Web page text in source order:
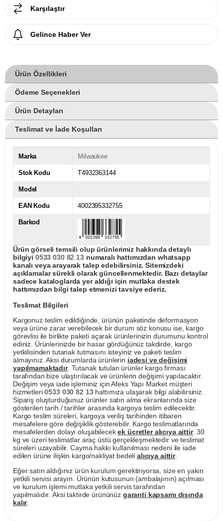
Karşılaştır
Gelince Haber Ver
Ürün Özellikleri
Ödeme Seçenekleri
Ürün Detayları
Teslimat ve İade Koşulları
Marka Milwaukee
Stok Kodu T4932363144
Model
EAN Kodu 4002395332755
Barkod
Ürün görseli temsili olup ürünlerimiz hakkında detaylı
bilgiyi 0533 030 82 13numaralı hattımızdan whatsapp
kanalı veya arayarak talep edebilirsiniz. Sitemizdeki
açıklamalar sürekli olarak güncellenmektedir. Bazı detaylar
sadece kataloglarda yer aldığı için mutlaka destek
hattımızdan bilgi talep etmenizi tavsiye ederiz.
Teslimat Bilgileri
Kargonuz teslim edildiğinde, ürünün paketinde deformasyon
veya ürüne zarar verebilecek bir durum söz konusu ise, kargo
görevlisi ile birlikte paketi açarak ürünlerinizin durumunu kontrol
ediniz. Ürünlerinizde bir hasar gördüğünüz takdirde, kargo
yetkilisinden tutanak tutmasını isteyiniz ve paketi teslim
almayınız. Aksi durumlarda ürünlerin iadesi ve değişimi
yapılmamaktadır. Tutanak tutulan ürünler kargo firması
tarafından bize ulaştırılacak ve ürünlerin değişimi yapılacaktır.
Değişim veya iade işleminiz için Afeks Yapı Market müşteri
hizmetleri0533 030 82 13hattımıza ulaşarak bilgi alabilirsiniz.
Sipariş oluşturduğunuz ürünler satın alma ekranlarında size
gösterilen tarih / tarihler arasında kargoya teslim edilecektir.
Kargo teslim süreleri, kargoya veriliş tarihinden itibaren
mesafelere göre değişiklik gösterebilir. Kargo teslimatlarında
mesafelerden dolayı oluşabilecekek ücretler alıcıya aittir. 30
kg ve üzeri teslimatlar araç üstü gerçekleşmektedir ve teslimat
süreleri uzayabilir. Cayma hakkı kullanılması nedeni ile iade
edilen ürüne ilişkin kargo/nakliyat bedeli alıcıya aittir.
Eğer satın aldığınız ürün kurulum gerektiriyorsa, size en yakın
yetkili servisi arayın. Ürünün kutusunun (ambalajının) açılması
ve kurulum işlemi mutlaka yetkili servis tarafından
yapılmalıdır. Aksi taktirde ürününüz garanti kapsamı dışında
kalır.